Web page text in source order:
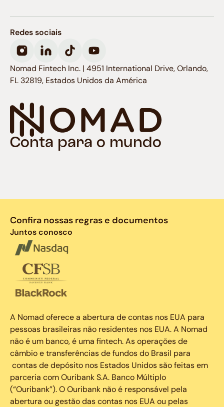
Conta para o mundo
Redes sociais
Nomad Fintech Inc. | 4951 International Drive, Orlando,
FL 32819, Estados Unidos da América
Confira nossas regras e documentos
Juntos conosco
A Nomad oferece a abertura de contas nos EUA para
pessoas brasileiras não residentes nos EUA. A Nomad
não é um banco, é uma fintech. As operações de
câmbio e transferências de fundos do Brasil para
contas de depósito nos Estados Unidos são feitas em
parceria com Ouribank S.A. Banco Múltiplo
(“Ouribank”). O Ouribank não é responsável pela
abertura ou gestão das contas nos EUA ou pelas